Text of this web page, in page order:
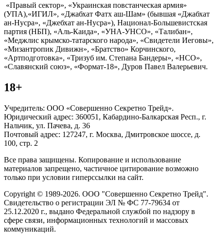
«Правый сектор», «Украинская повстанческая армия»
(УПА),«ИГИЛ», «Джабхат Фатх аш-Шам» (бывшая «Джабхат
ан-Нусра», «Джебхат ан-Нусра»), Национал-Большевистская
партия (НБП), «Аль-Каида», «УНА-УНСО», «Талибан»,
«Меджлис крымско-татарского народа», «Свидетели Иеговы»,
«Мизантропик Дивижн», «Братство» Корчинского,
«Артподготовка», «Тризуб им. Степана Бандеры», «НСО»,
«Славянский союз», «Формат-18», Дуров Павел Валерьевич.
18+
Учредитель: ООО «Совершенно Секретно Трейд».
Юридический адрес: 360051, Кабардино-Балкарская Респ., г.
Нальчик, ул. Пачева, д. 36
Почтовый адрес: 127247, г. Москва, Дмитровское шоссе, д.
100, стр. 2
Все права защищены. Копирование и использование
материалов запрещено, частичное цитирование возможно
только при условии гиперссылки на сайт.
Copyright © 1989-2026. ООО "Совершенно Секретно Трейд".
Свидетельство о регистрации ЭЛ № ФС 77-79634 от
25.12.2020 г., выдано Федеральной службой по надзору в
сфере связи, информационных технологий и массовых
коммуникаций.